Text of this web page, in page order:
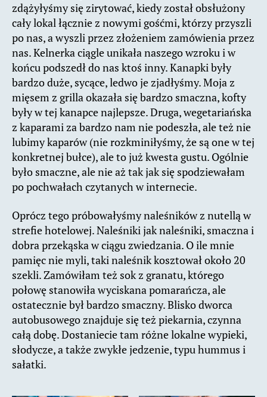
zdążyłyśmy się zirytować, kiedy został obsłużony
cały lokal łącznie z nowymi gośćmi, którzy przyszli
po nas, a wyszli przez złożeniem zamówienia przez
nas. Kelnerka ciągle unikała naszego wzroku i w
końcu podszedł do nas ktoś inny. Kanapki były
bardzo duże, sycące, ledwo je zjadłyśmy. Moja z
mięsem z grilla okazała się bardzo smaczna, kofty
były w tej kanapce najlepsze. Druga, wegetariańska
z kaparami za bardzo nam nie podeszła, ale też nie
lubimy kaparów (nie rozkminiłyśmy, że są one w tej
konkretnej bułce), ale to już kwesta gustu. Ogólnie
było smaczne, ale nie aż tak jak się spodziewałam
po pochwałach czytanych w internecie.
Oprócz tego próbowałyśmy naleśników z nutellą w
strefie hotelowej. Naleśniki jak naleśniki, smaczna i
dobra przekąska w ciągu zwiedzania. O ile mnie
pamięc nie myli, taki naleśnik kosztował około 20
szekli. Zamówiłam też sok z granatu, którego
połowę stanowiła wyciskana pomarańcza, ale
ostatecznie był bardzo smaczny. Blisko dworca
autobusowego znajduje się też piekarnia, czynna
całą dobę. Dostaniecie tam różne lokalne wypieki,
słodycze, a także zwykłe jedzenie, typu hummus i
sałatki.